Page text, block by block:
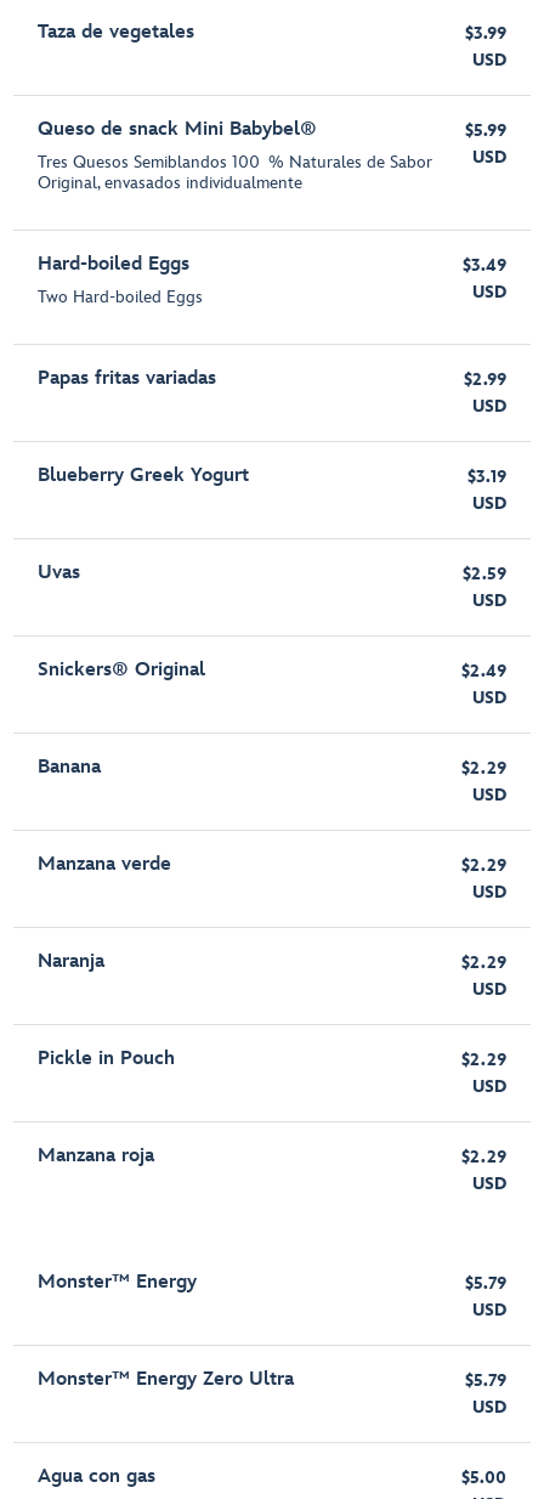
Taza de vegetales
$3.99
USD
Queso de snack Mini Babybel®
Tres Quesos Semiblandos 100 % Naturales de Sabor
Original, envasados individualmente
$5.99
USD
Hard-boiled Eggs
Two Hard-boiled Eggs
$3.49
USD
Papas fritas variadas
$2.99
USD
Blueberry Greek Yogurt
$3.19
USD
Uvas
$2.59
USD
Snickers® Original
$2.49
USD
Banana
$2.29
USD
Manzana verde
$2.29
USD
Naranja
$2.29
USD
Pickle in Pouch
$2.29
USD
Manzana roja
$2.29
USD
Monster™ Energy
$5.79
USD
Monster™ Energy Zero Ultra
$5.79
USD
Agua con gas
$5.00